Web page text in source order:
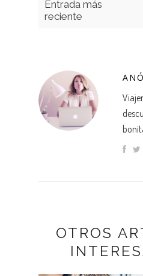
Entrada más
reciente
OTROS